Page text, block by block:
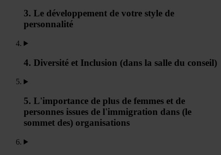
3. Le développement de votre style de
personnalité
4. Diversité et Inclusion (dans la salle du conseil)
5. L'importance de plus de femmes et de
personnes issues de l'immigration dans (le
sommet des) organisations